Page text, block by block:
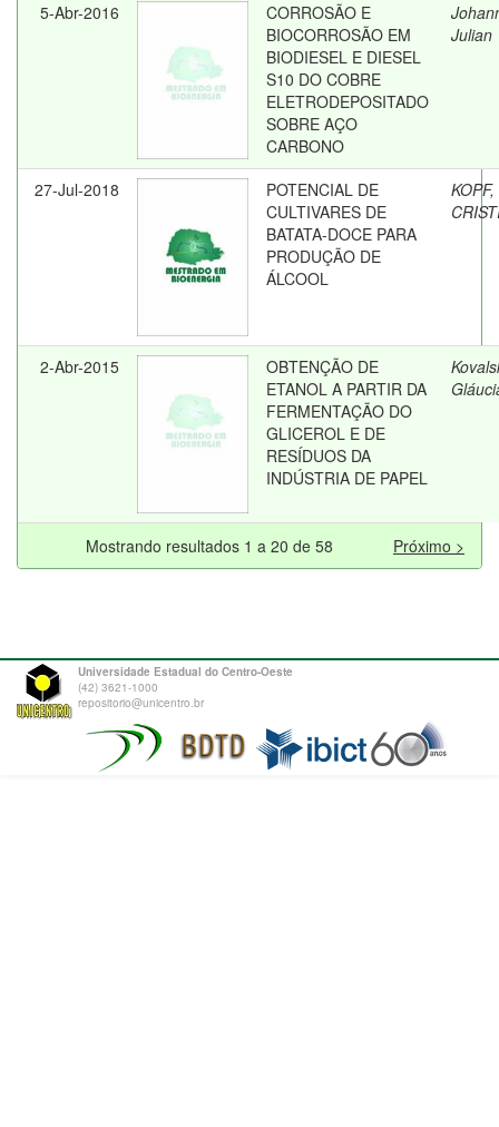
5-Abr-2016
CORROSÃO E
BIOCORROSÃO EM
BIODIESEL E DIESEL
S10 DO COBRE
ELETRODEPOSITADO
SOBRE AÇO
CARBONO
Julian
27-Jul-2018
POTENCIAL DE
CULTIVARES DE
BATATA-DOCE PARA
PRODUÇÃO DE
ÁLCOOL
KOPF,
2-Abr-2015
OBTENÇÃO DE
ETANOL A PARTIR DA
FERMENTAÇÃO DO
GLICEROL E DE
RESÍDUOS DA
INDÚSTRIA DE PAPEL
Mostrando resultados 1 a 20 de 58 Próximo >
Universidade Estadual do Centro-Oeste
(42) 3621-1000
repositorio@unicentro.br